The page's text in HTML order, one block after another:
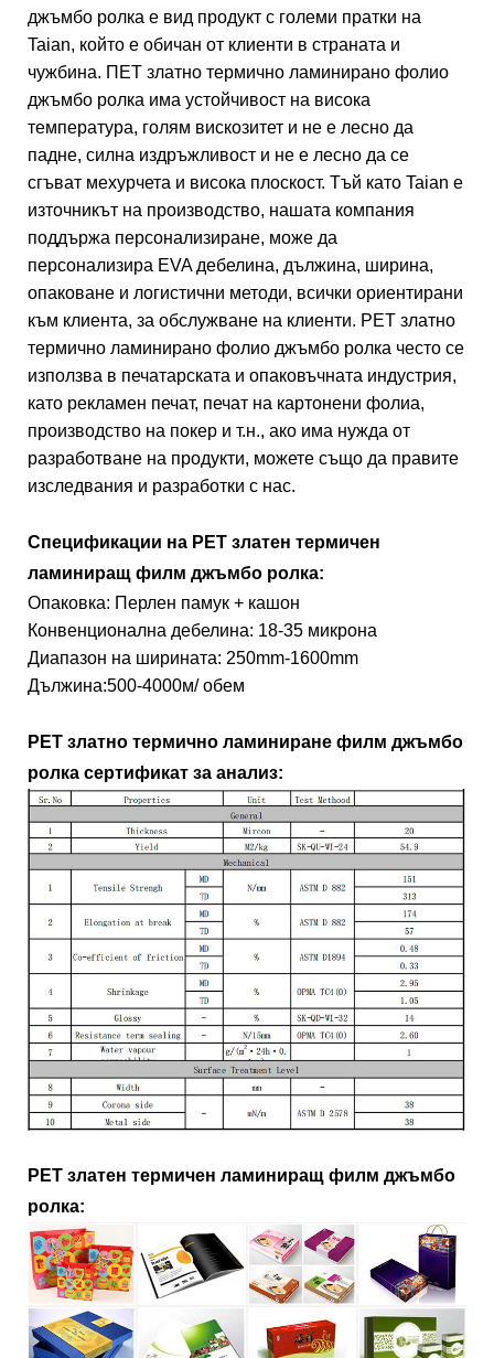
джъмбо ролка е вид продукт с големи пратки на
Taian, който е обичан от клиенти в страната и
чужбина. ПЕТ златно термично ламинирано фолио
джъмбо ролка има устойчивост на висока
температура, голям вискозитет и не е лесно да
падне, силна издръжливост и не е лесно да се
сгъват мехурчета и висока плоскост. Тъй като Taian е
източникът на производство, нашата компания
поддържа персонализиране, може да
персонализира EVA дебелина, дължина, ширина,
опаковане и логистични методи, всички ориентирани
към клиента, за обслужване на клиенти. PET златно
термично ламинирано фолио джъмбо ролка често се
използва в печатарската и опаковъчната индустрия,
като рекламен печат, печат на картонени фолиа,
производство на покер и т.н., ако има нужда от
разработване на продукти, можете също да правите
изследвания и разработки с нас.
Спецификации на PET златен термичен
ламиниращ филм джъмбо ролка:
Опаковка: Перлен памук + кашон
Конвенционална дебелина: 18-35 микрона
Диапазон на ширината: 250mm-1600mm
Дължина:500-4000м/ обем
PET златно термично ламиниране филм джъмбо
ролка сертификат за анализ:
PET златен термичен ламиниращ филм джъмбо
ролка: